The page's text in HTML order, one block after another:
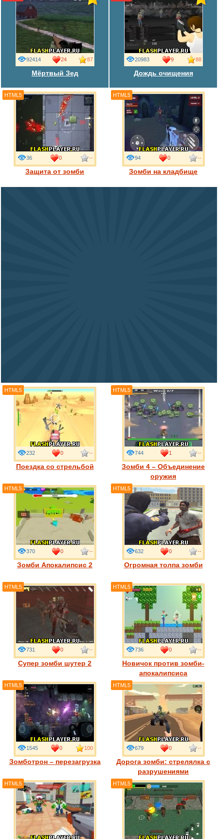
Мёртвый Зед
92414 24 87
Дождь очищения
20983 9 88
Защита от зомби
36 0 --
HTML5
Зомби на кладбище
94 0 --
HTML5
Поездка со стрельбой
232 0 --
HTML5
Зомби 4 – Объединение
оружия
744 1 --
HTML5
Зомби Апокалипсис 2
370 0 --
HTML5
Огромная толпа зомби
632 0 --
HTML5
Супер зомби шутер 2
731 0 --
HTML5
Новичок против зомби-
апокалипсиса
736 0 --
HTML5
Зомботрон – перезагрузка
1545 0 100
HTML5
Дорога зомби: стрелялка с
разрушениями
679 0 --
HTML5
HTML5 HTML5